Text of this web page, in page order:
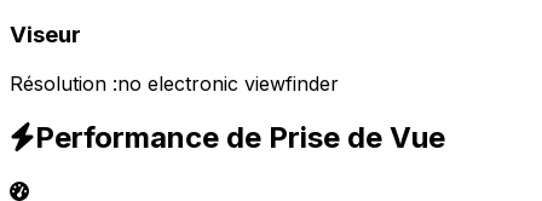
Viseur
Résolution :no electronic viewfinder
Performance de Prise de Vue